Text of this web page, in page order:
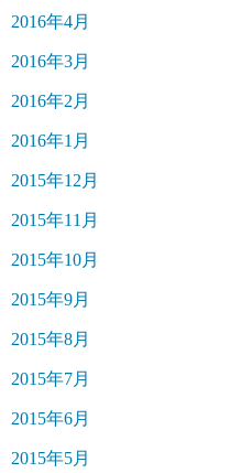
2016年4月
2016年3月
2016年2月
2016年1月
2015年12月
2015年11月
2015年10月
2015年9月
2015年8月
2015年7月
2015年6月
2015年5月